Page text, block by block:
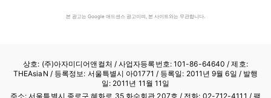
본 광고는 Google 애드센스 광고이며, 본 사이트와는 무관합니다.
상호: (주)아자미디어앤컬처 /사업자등록번호: 101-86-64640 / 제호:
THEAsiaN / 등록정보: 서울특별시 아01771 / 등록일: 2011년 9월 6일 / 발행
일: 2011년 11월 11일
주소: 서울특별시 종로구 혜화로 35 화수회관 207호 / 전화: 02-712-4111 / 팩